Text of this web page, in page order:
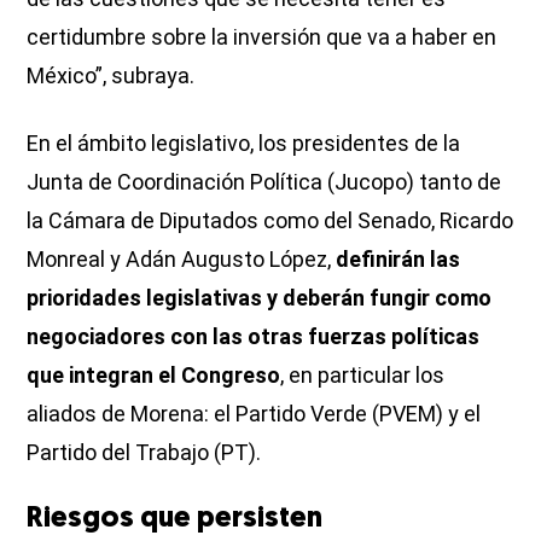
certidumbre sobre la inversión que va a haber en
México”, subraya.
En el ámbito legislativo, los presidentes de la
Junta de Coordinación Política (Jucopo) tanto de
la Cámara de Diputados como del Senado, Ricardo
Monreal y Adán Augusto López, definirán las
prioridades legislativas y deberán fungir como
negociadores con las otras fuerzas políticas
que integran el Congreso, en particular los
aliados de Morena: el Partido Verde (PVEM) y el
Partido del Trabajo (PT).
Riesgos que persisten